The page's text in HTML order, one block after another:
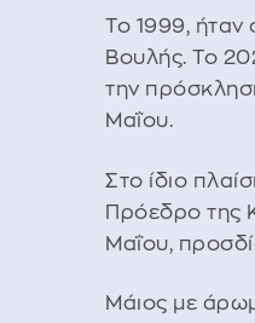
Το 1999,
Βουλής. Το
την
Μαΐου.
Στο ίδιο
Πρόεδρο της
Μαΐου,
Μάιος με